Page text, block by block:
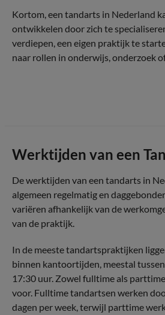
Kortom, een tandarts in Nederland
ontwikkelen door zich te
verdiepen, een eigen praktijk te
naar rollen in onderwijs, onderzoek
Werktijden van een
De werktijden van een tandarts in
algemeen regelmatig en
variëren afhankelijk van de
van de praktijk.
In de meeste tandartspraktijken
binnen kantoortijden, meestal
17:30 uur. Zowel fulltime als
voor. Fulltime tandartsen werken
dagen per week, terwijl parttime